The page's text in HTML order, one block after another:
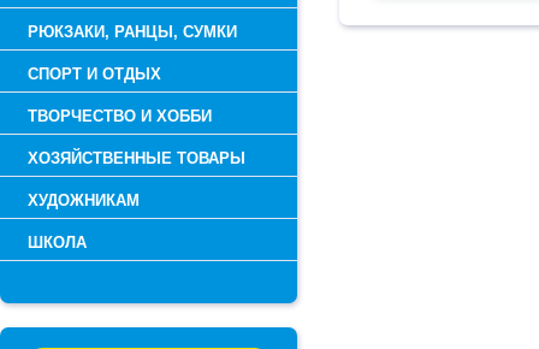
РЮКЗАКИ, РАНЦЫ, СУМКИ
СПОРТ И ОТДЫХ
ТВОРЧЕСТВО И ХОББИ
ХОЗЯЙСТВЕННЫЕ ТОВАРЫ
ХУДОЖНИКАМ
ШКОЛА